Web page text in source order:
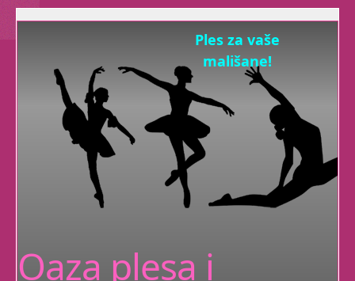
Ples za vaše
mališane!
Udruga Pokret
kroz igru
razvija Vašim mališanima
fleksibilnost,
koordinaciju, preciznost,
ravnotežu i snagu
Oaza plesa i